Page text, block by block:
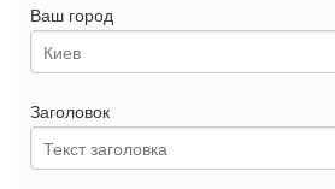
Ваш город
Заголовок